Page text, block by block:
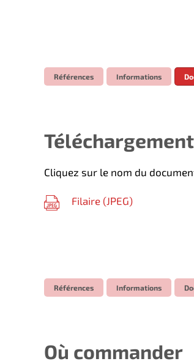
Références Informations
Cliquez sur le nom du
Filaire (JPEG)
Références Informations
Où commander